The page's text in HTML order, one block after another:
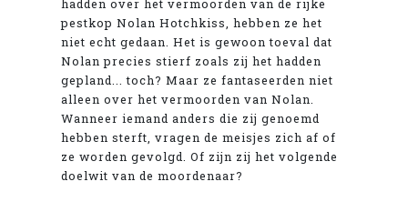
hadden over het vermoorden van de rijke
pestkop Nolan Hotchkiss, hebben ze het
niet echt gedaan. Het is gewoon toeval dat
Nolan precies stierf zoals zij het hadden
gepland... toch? Maar ze fantaseerden niet
alleen over het vermoorden van Nolan.
Wanneer iemand anders die zij genoemd
hebben sterft, vragen de meisjes zich af of
ze worden gevolgd. Of zijn zij het volgende
doelwit van de moordenaar?